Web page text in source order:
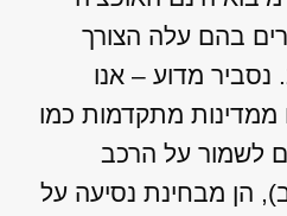
בהם עלה הצורך
מדוע – אנו
ממדינות מתקדמות כמו
לשמור על הרכב
הן מבחינת נסיעה על